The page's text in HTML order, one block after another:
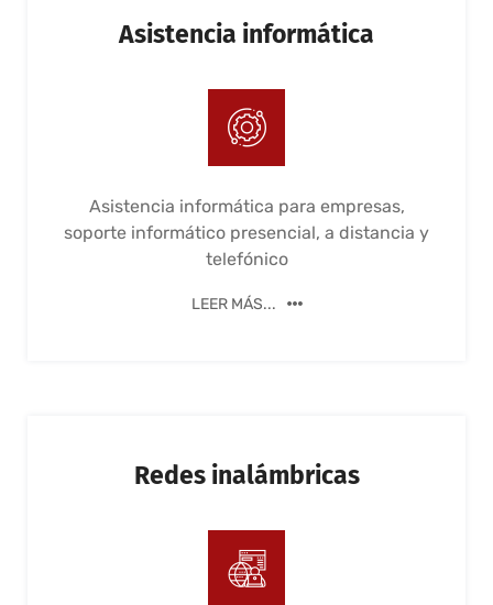
Asistencia informática
Asistencia informática para empresas,
soporte informático presencial, a distancia y
telefónico
LEER MÁS...
Redes inalámbricas